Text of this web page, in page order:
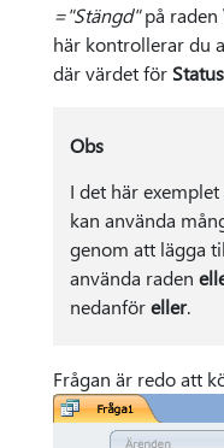
="Stängd"på raden
här kontrollerar du
där värdet för Status
Obs
I det här
kan använda
genom att lägga
använda raden
nedanföreller.
Frågan är redo att